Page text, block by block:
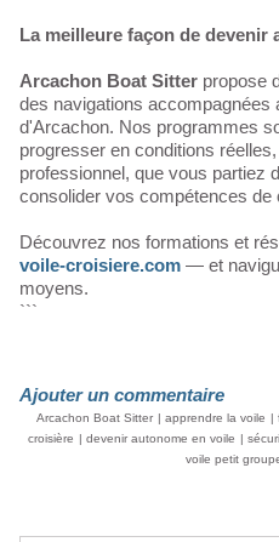
La meilleure façon de devenir
Arcachon Boat Sitter propose
des navigations accompagnées
d'Arcachon. Nos programmes
progresser en conditions
professionnel, que vous partiez
consolider vos compétences de
Découvrez nos formations et
voile-croisiere.com — et
moyens.
```
Ajouter un commentaire
Arcachon Boat Sitter | apprendre la voile |
croisière | devenir autonome en voile |
voile petit